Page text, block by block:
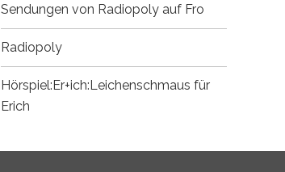
Sendungen von Radiopoly auf Fro
Radiopoly
Hörspiel:Er+ich:Leichenschmaus für
Erich